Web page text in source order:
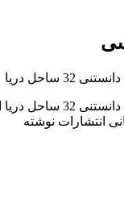
ساحل دریا
کتاب یک فنجان
انتشارات نوشته